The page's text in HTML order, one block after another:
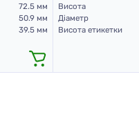
72.5 мм
50.9 мм
39.5 мм
Висота
Діаметр
Висота етикетки